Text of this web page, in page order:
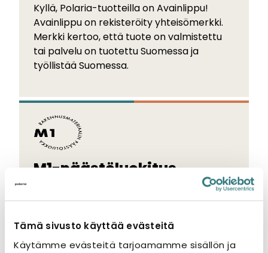
Tämä sivusto käyttää evästeitä
Käytämme evästeitä tarjoamamme sisällön ja
Kyllä, Polaria-tuotteilla on Avainlippu!
Avainlippu on rekisteröity yhteisömerkki.
Merkki kertoo, että tuote on valmistettu
tai palvelu on tuotettu Suomessa ja
työllistää Suomessa.
M1-päästöluokitus
M1-merkki kertoo tuotteen
tuotteissa ei ole hajuhaittoja eivätkä ne
allergisoi.